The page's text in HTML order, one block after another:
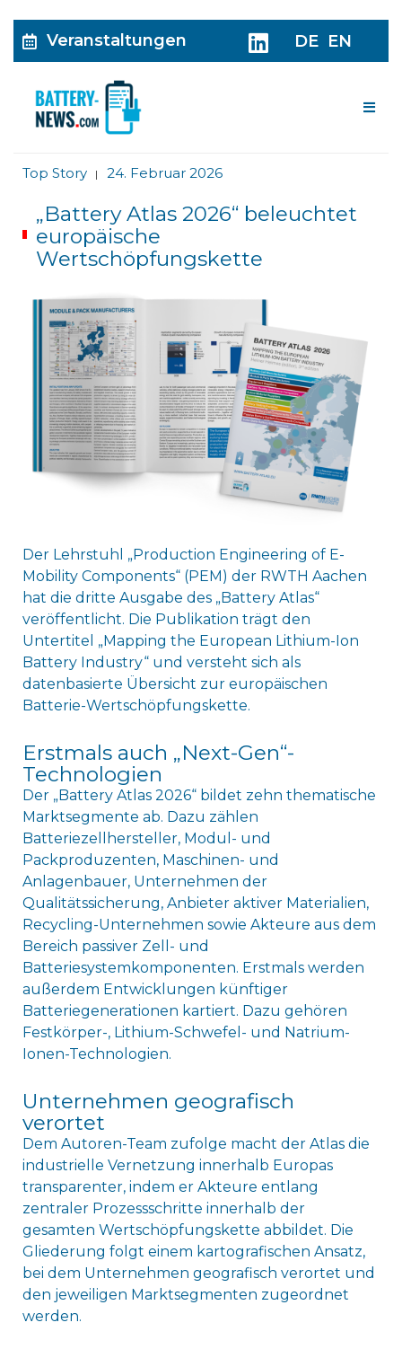
Veranstaltungen DE EN
Top Story | 24. Februar 2026
„Battery Atlas 2026“ beleuchtet
europäische
Wertschöpfungskette
Der Lehrstuhl „Production Engineering of E-
Mobility Components“ (PEM) der RWTH Aachen
hat die dritte Ausgabe des „Battery Atlas“
veröffentlicht. Die Publikation trägt den
Untertitel „Mapping the European Lithium-Ion
Battery Industry“ und versteht sich als
datenbasierte Übersicht zur europäischen
Batterie-Wertschöpfungskette.
Erstmals auch „Next-Gen“-
Technologien
Der „Battery Atlas 2026“ bildet zehn thematische
Marktsegmente ab. Dazu zählen
Batteriezellhersteller, Modul- und
Packproduzenten, Maschinen- und
Anlagenbauer, Unternehmen der
Qualitätssicherung, Anbieter aktiver Materialien,
Recycling-Unternehmen sowie Akteure aus dem
Bereich passiver Zell- und
Batteriesystemkomponenten. Erstmals werden
außerdem Entwicklungen künftiger
Batteriegenerationen kartiert. Dazu gehören
Festkörper-, Lithium-Schwefel- und Natrium-
Ionen-Technologien.
Unternehmen geografisch
verortet
Dem Autoren-Team zufolge macht der Atlas die
industrielle Vernetzung innerhalb Europas
transparenter, indem er Akteure entlang
zentraler Prozessschritte innerhalb der
gesamten Wertschöpfungskette abbildet. Die
Gliederung folgt einem kartografischen Ansatz,
bei dem Unternehmen geografisch verortet und
den jeweiligen Marktsegmenten zugeordnet
werden.